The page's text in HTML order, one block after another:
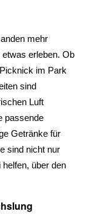
mehr
erleben. Ob
im Park
sind
Luft
passende
Getränke für
sind nicht nur
über den